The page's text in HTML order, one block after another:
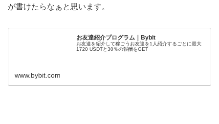
が書けたらなぁと思います。
お友達紹介プログラム｜Bybit
お友達を紹介して稼ごうお友達を1人紹介するごとに最大
1720 USDTと30％の報酬をGET
www.bybit.com